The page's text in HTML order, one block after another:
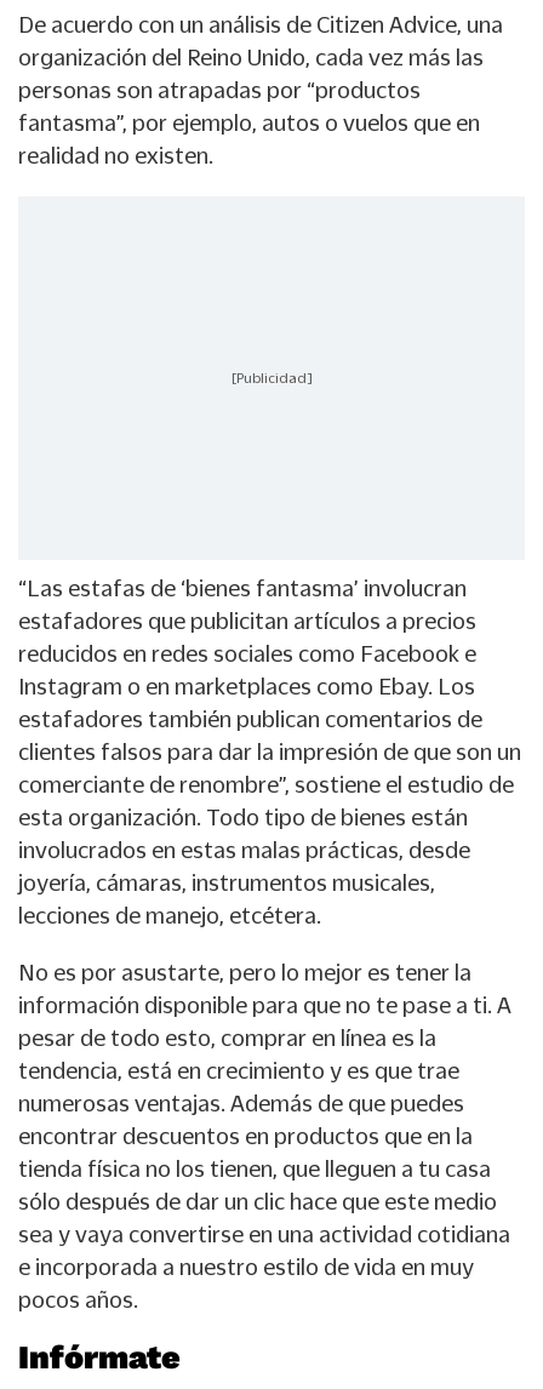
De acuerdo con un análisis de Citizen Advice, una
organización del Reino Unido, cada vez más las
personas son atrapadas por “productos
fantasma”, por ejemplo, autos o vuelos que en
realidad no existen.
[Publicidad]
“Las estafas de ‘bienes fantasma’ involucran
estafadores que publicitan artículos a precios
reducidos en redes sociales como Facebook e
Instagram o en marketplaces como Ebay. Los
estafadores también publican comentarios de
clientes falsos para dar la impresión de que son un
comerciante de renombre”, sostiene el estudio de
esta organización. Todo tipo de bienes están
involucrados en estas malas prácticas, desde
joyería, cámaras, instrumentos musicales,
lecciones de manejo, etcétera.
No es por asustarte, pero lo mejor es tener la
información disponible para que no te pase a ti. A
pesar de todo esto, comprar en línea es la
tendencia, está en crecimiento y es que trae
numerosas ventajas. Además de que puedes
encontrar descuentos en productos que en la
tienda física no los tienen, que lleguen a tu casa
sólo después de dar un clic hace que este medio
sea y vaya convertirse en una actividad cotidiana
e incorporada a nuestro estilo de vida en muy
pocos años.
Infórmate